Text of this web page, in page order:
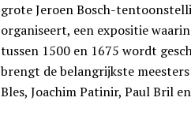
grote Jeroen Bosch-
organiseert, een expositie
tussen 1500 en 1675 wordt
brengt de belangrijkste
Bles, Joachim Patinir, Paul Bril